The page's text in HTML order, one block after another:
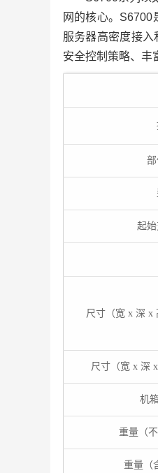
网的核心。
服务器高密度接
安全控制策略、丰
起
尺寸（宽 x 深 x
尺寸（宽 x 深
机
重量（
重量（